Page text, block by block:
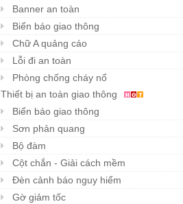
Banner an toàn
Biển báo giao thông
Chữ A quảng cáo
Lỗi đi an toàn
Phòng chống cháy nổ
Thiết bị an toàn giao thông
Biển báo giao thông
Sơn phản quang
Bộ đàm
Cột chắn - Giải cách mềm
Đèn cảnh báo nguy hiểm
Gờ giảm tốc